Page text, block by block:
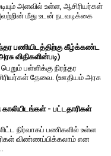
அளவில் உள்ள, ஆசிரியர்கள்
மீது உடன் நடவடிக்கை
பணியிடத்திற்கு கீழ்க்கண்ட
விதிகளின்படி)
பள்ளிக்கு நிரந்தர
தேவை. (ஊதியம் அரசு
- பட்டதாரிகள்
நிர்வாகப் பணிகளில் உள்ள
விண்ணப்பிக்கலாம் என